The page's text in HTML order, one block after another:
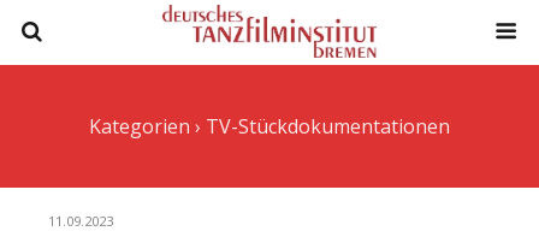
Kategorien › TV-Stückdokumentationen
11.09.2023